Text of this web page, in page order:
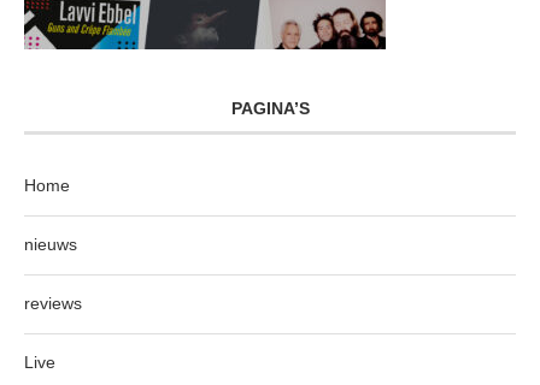
PAGINA’S
Home
nieuws
reviews
Live